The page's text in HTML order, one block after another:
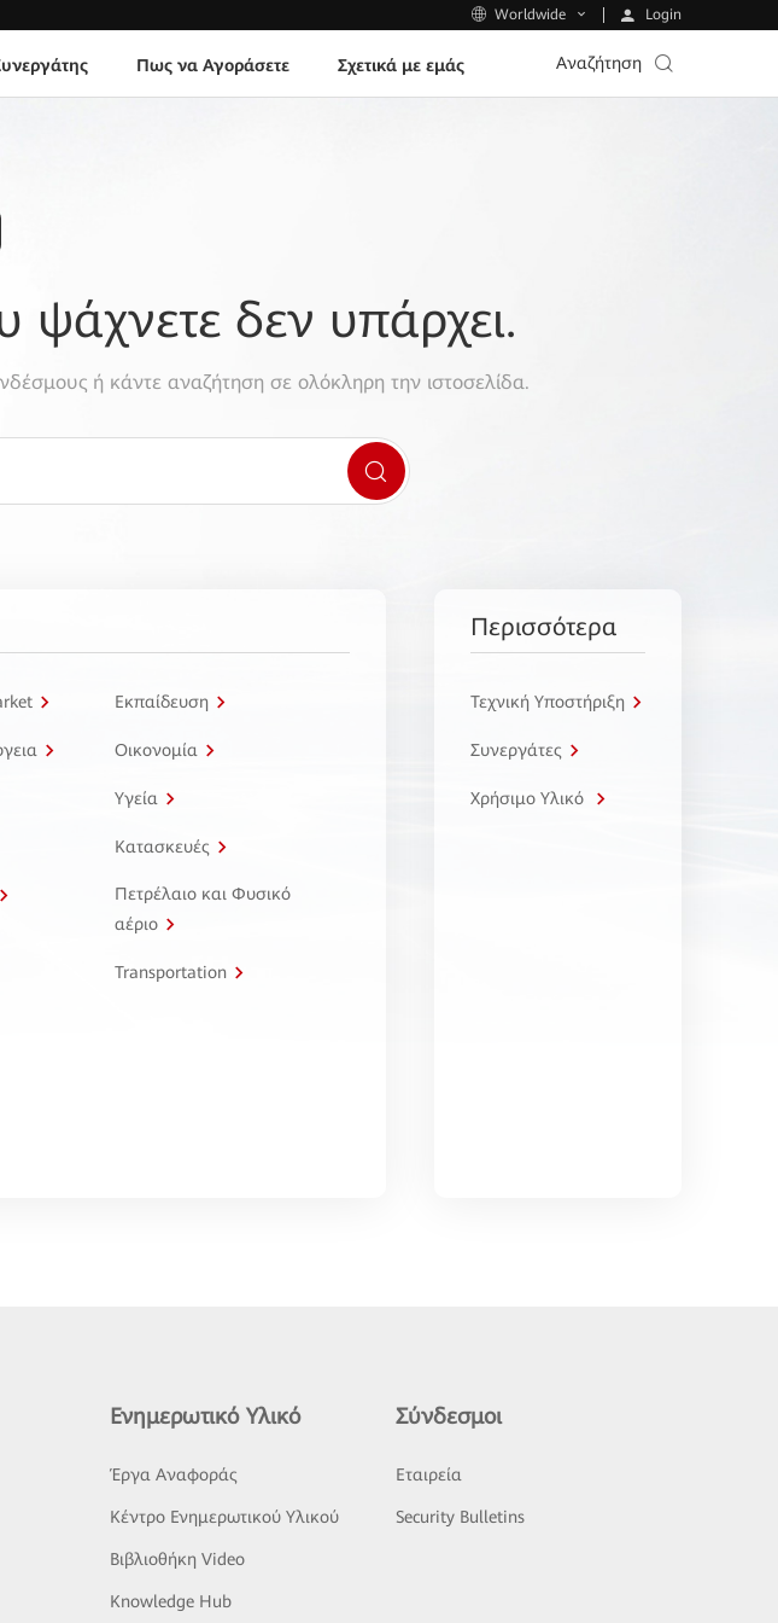
Worldwide Login
Πως να Αγοράσετε Σχετικά με εμάς Αναζήτηση
δεν υπάρχει.
ή κάντε αναζήτηση σε ολόκληρη την ιστοσελίδα.
Εκπαίδευση
Οικονομία
Υγεία
Κατασκευές
Πετρέλαιο και Φυσικό
αέριο
Transportation
Περισσότερα
Τεχνική Υποστήριξη
Συνεργάτες
Χρήσιμο Υλικό
Ενημερωτικό Υλικό
Έργα Αναφοράς
Κέντρο Ενημερωτικού Υλικού
Βιβλιοθήκη Video
Knowledge Hub
Σύνδεσμοι
Εταιρεία
Security Bulletins